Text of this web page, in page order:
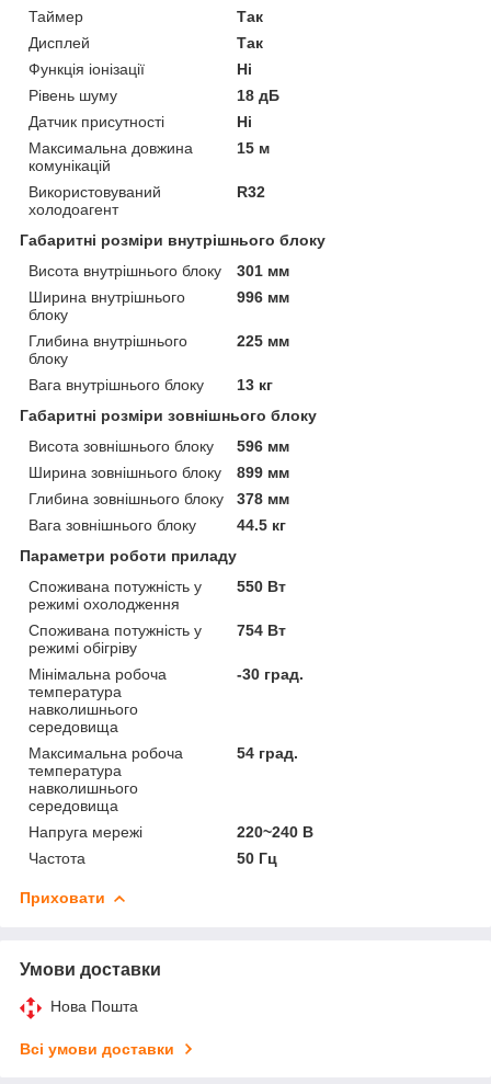
Таймер
Так
Дисплей
Так
Функція іонізації
Ні
Рівень шуму
18 дБ
Датчик присутності
Ні
Максимальна довжина
комунікацій
15 м
Використовуваний
холодоагент
R32
Габаритні розміри внутрішнього блоку
Висота внутрішнього блоку
301 мм
Ширина внутрішнього
блоку
996 мм
Глибина внутрішнього
блоку
225 мм
Вага внутрішнього блоку
13 кг
Габаритні розміри зовнішнього блоку
Висота зовнішнього блоку
596 мм
Ширина зовнішнього блоку
899 мм
Глибина зовнішнього блоку
378 мм
Вага зовнішнього блоку
44.5 кг
Параметри роботи приладу
Споживана потужність у
режимі охолодження
550 Вт
Споживана потужність у
режимі обігріву
754 Вт
Мінімальна робоча
температура
навколишнього
середовища
-30 град.
Максимальна робоча
температура
навколишнього
середовища
54 град.
Напруга мережі
220~240 В
Частота
50 Гц
Приховати
Умови доставки
Нова Пошта
Всі умови доставки